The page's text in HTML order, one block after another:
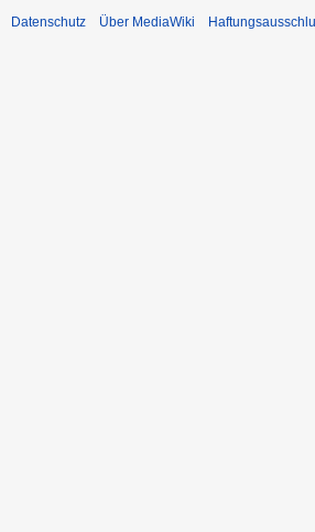
Datenschutz Über MediaWiki